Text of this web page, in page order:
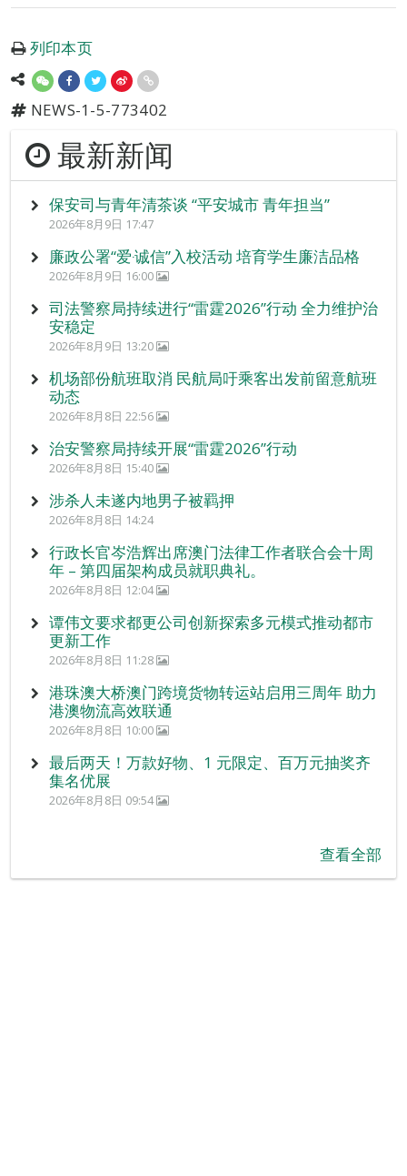
列印本页
NEWS-1-5-773402
最新新闻
保安司与青年清茶谈 “平安城市 青年担当”
2026年8月9日 17:47
廉政公署“爱‧诚信”入校活动 培育学生廉洁品格
2026年8月9日 16:00
司法警察局持续进行“雷霆2026”行动 全力维护治
安稳定
2026年8月9日 13:20
机场部份航班取消 民航局吁乘客出发前留意航班
动态
2026年8月8日 22:56
治安警察局持续开展“雷霆2026”行动
2026年8月8日 15:40
涉杀人未遂内地男子被羁押
2026年8月8日 14:24
行政长官岑浩辉出席澳门法律工作者联合会十周
年 – 第四届架构成员就职典礼。
2026年8月8日 12:04
谭伟文要求都更公司创新探索多元模式推动都市
更新工作
2026年8月8日 11:28
港珠澳大桥澳门跨境货物转运站启用三周年 助力
港澳物流高效联通
2026年8月8日 10:00
最后两天！万款好物、1 元限定、百万元抽奖齐
集名优展
2026年8月8日 09:54
查看全部